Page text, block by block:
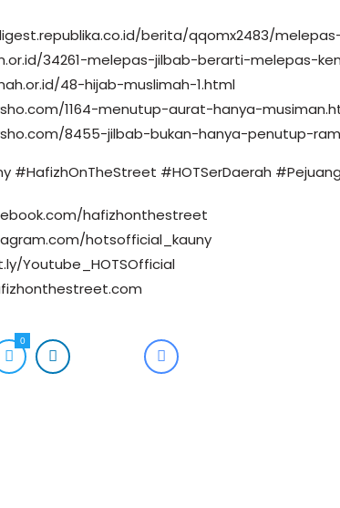
berita/qqomx2483/
34261-melepas-jilbab-berarti-melepas-
48-hijab-muslimah-1.html
1164-menutup-aurat-hanya-
8455-jilbab-bukan-hanya-penutup-
#HafizhOnTheStreet #HOTSerDaerah
hafizhonthestreet
hotsofficial_kauny
Youtube_HOTSOfficial
0